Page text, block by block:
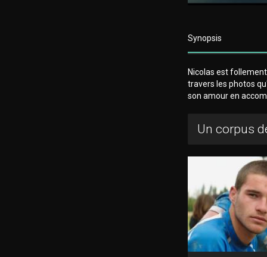
Synopsis
Nicolas est
travers les photos
son amour en
Un corpus